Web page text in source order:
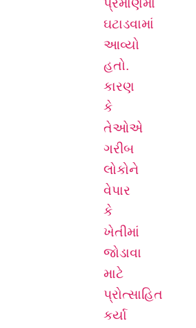
પ્રમાણમાં
ઘટાડવામાં
આવ્યો
હતો.
કારણ
કે
તેઓએ
ગરીબ
લોકોને
વેપાર
કે
ખેતીમાં
જોડાવા
માટે
પ્રોત્સાહિત
કર્યા